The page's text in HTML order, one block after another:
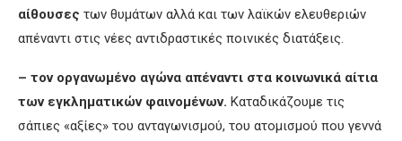
αίθουσες των θυμάτων αλλά και των λαϊκών ελευθεριών
απέναντι στις νέες αντιδραστικές ποινικές διατάξεις.
– τον οργανωμένο αγώνα απέναντι στα κοινωνικά αίτια
των εγκληματικών φαινομένων. Καταδικάζουμε τις
σάπιες «αξίες» του ανταγωνισμού, του ατομισμού που γεννά